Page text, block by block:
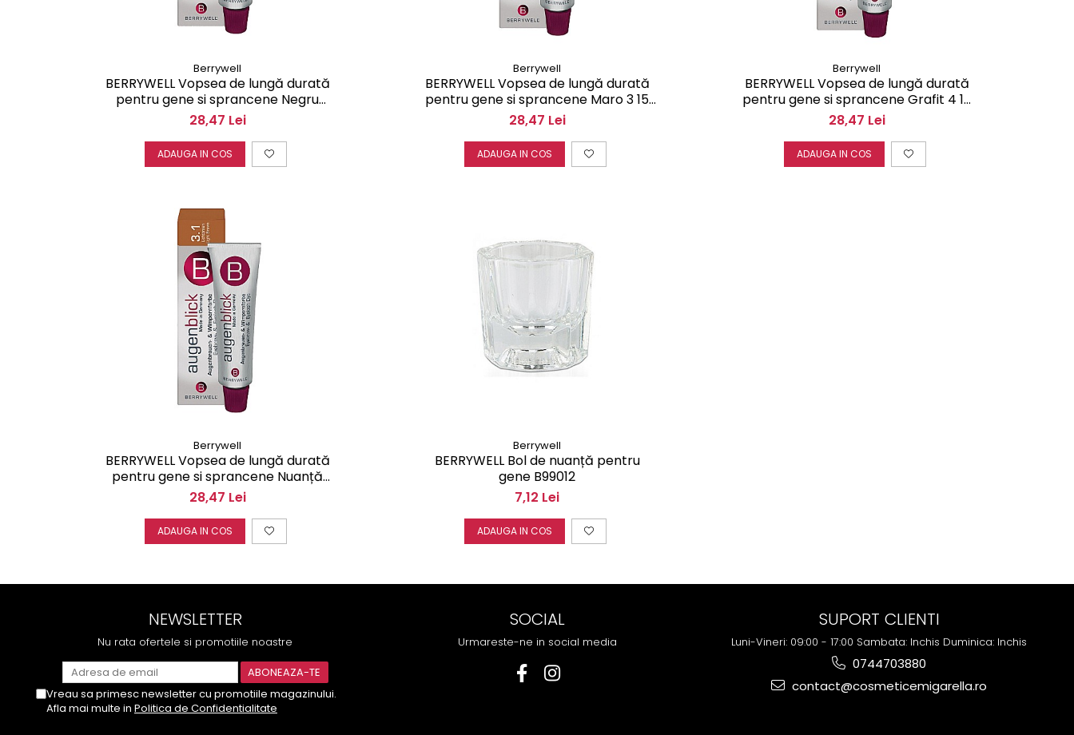
Berrywell
BERRYWELL Vopsea de lungă durată
pentru gene si sprancene Negru
albăstrui 2 15 ml F20200
28,47 Lei
ADAUGA IN COS
Berrywell
BERRYWELL Vopsea de lungă durată
pentru gene si sprancene Maro 3 15
ml F20300
28,47 Lei
ADAUGA IN COS
Berrywell
BERRYWELL Vopsea de lungă durată
pentru gene si sprancene Grafit 4 15
ml F20400
28,47 Lei
ADAUGA IN COS
Berrywell
BERRYWELL Vopsea de lungă durată
pentru gene si sprancene Nuanță
Maro deschis 3.1 15 ml F20310
28,47 Lei
ADAUGA IN COS
Berrywell
BERRYWELL Bol de nuanță pentru
gene B99012
7,12 Lei
ADAUGA IN COS
NEWSLETTER
Nu rata ofertele si promotiile noastre
Vreau sa primesc newsletter cu promotiile magazinului.
Afla mai multe in Politica de Confidentialitate
SOCIAL
Urmareste-ne in social media
SUPORT CLIENTI
Luni-Vineri: 09:00 - 17:00 Sambata: Inchis Duminica: Inchis
0744703880
contact@cosmeticemigarella.ro